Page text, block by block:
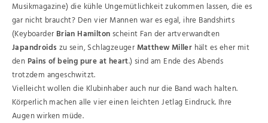
Musikmagazine) die kühle Ungemütlichkeit zukommen lassen, die es
gar nicht braucht? Den vier Mannen war es egal, ihre Bandshirts
(Keyboarder Brian Hamiltonscheint Fan der artverwandten
Japandroids zu sein, SchlagzeugerMatthew Miller hält es eher mit
den Pains of being pure at heart.) sind am Ende des Abends
trotzdem angeschwitzt.
Vielleicht wollen die Klubinhaber auch nur die Band wach halten.
Körperlich machen alle vier einen leichten Jetlag Eindruck. Ihre
Augen wirken müde.